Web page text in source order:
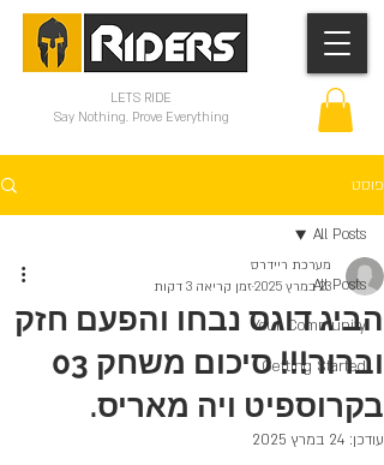
LETS RIDE
Say Nothing. Prove Everything
פוסט
All Posts
Your Community
Getting Started
All Posts
הביג דוגס נבחו והפעם חזק
וברור!!! סיכום משחק 03
בקרוספיט ויה מאריס.
מערכת ריידרס
23 במרץ 2025
זמן קריאה 3 דקות
עודכן: 24 במרץ 2025